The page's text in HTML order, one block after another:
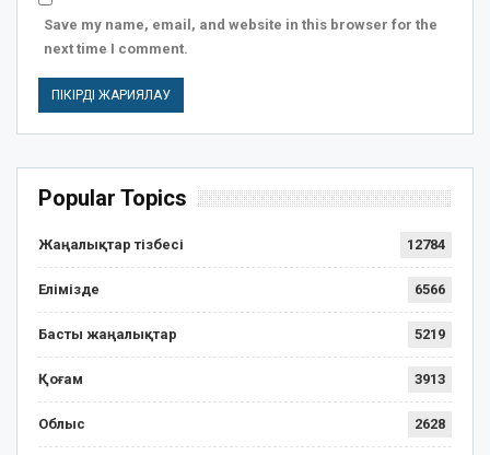
Save my name, email, and website in this browser for the
next time I comment.
Popular Topics
Жаңалықтар тізбесі 12784
Елімізде 6566
Басты жаңалықтар 5219
Қоғам 3913
Облыс 2628